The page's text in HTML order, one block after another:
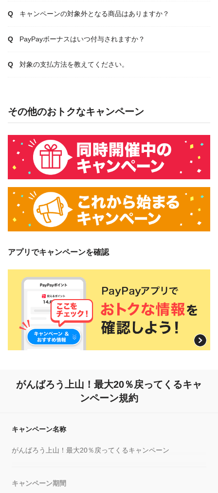
キャンペーンの対象外となる商品はありますか？
PayPayボーナスはいつ付与されますか？
対象の支払方法を教えてください。
その他のおトクなキャンペーン
アプリでキャンペーンを確認
がんばろう上山！最大20％戻ってくるキャ
ンペーン規約
キャンペーン名称
がんばろう上山！最大20％戻ってくるキャンペーン
キャンペーン期間